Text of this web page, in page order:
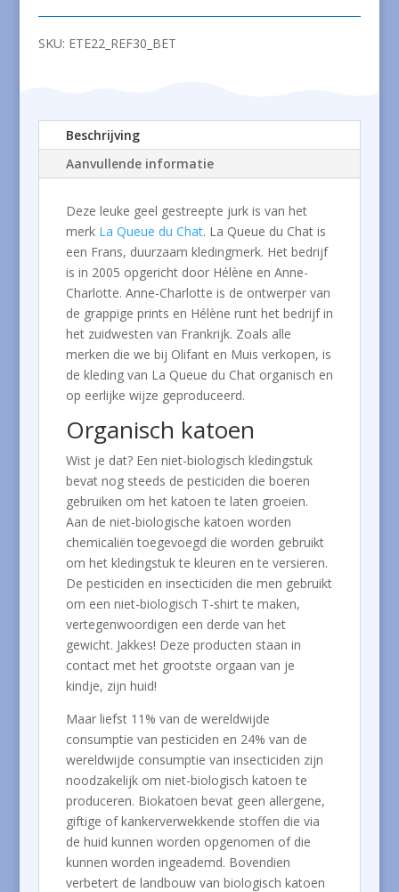
SKU: ETE22_REF30_BET
Beschrijving
Aanvullende informatie
Deze leuke geel gestreepte jurk is van het
merk La Queue du Chat. La Queue du Chat is
een Frans, duurzaam kledingmerk. Het bedrijf
is in 2005 opgericht door Hélène en Anne-
Charlotte. Anne-Charlotte is de ontwerper van
de grappige prints en Hélène runt het bedrijf in
het zuidwesten van Frankrijk. Zoals alle
merken die we bij Olifant en Muis verkopen, is
de kleding van La Queue du Chat organisch en
op eerlijke wijze geproduceerd.
Organisch katoen
Wist je dat? Een niet-biologisch kledingstuk
bevat nog steeds de pesticiden die boeren
gebruiken om het katoen te laten groeien.
Aan de niet-biologische katoen worden
chemicaliën toegevoegd die worden gebruikt
om het kledingstuk te kleuren en te versieren.
De pesticiden en insecticiden die men gebruikt
om een niet-biologisch T-shirt te maken,
vertegenwoordigen een derde van het
gewicht. Jakkes! Deze producten staan in
contact met het grootste orgaan van je
kindje, zijn huid!
Maar liefst 11% van de wereldwijde
consumptie van pesticiden en 24% van de
wereldwijde consumptie van insecticiden zijn
noodzakelijk om niet-biologisch katoen te
produceren. Biokatoen bevat geen allergene,
giftige of kankerverwekkende stoffen die via
de huid kunnen worden opgenomen of die
kunnen worden ingeademd. Bovendien
verbetert de landbouw van biologisch katoen